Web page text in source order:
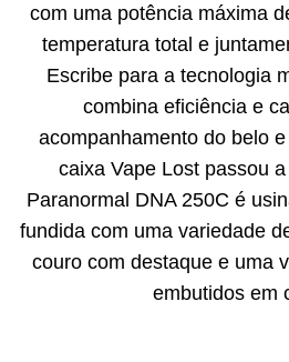
com uma potência máxima
temperatura total e
Escribe para a tecnologia
combina eficiência e
acompanhamento do belo
caixa Vape Lost passou
Paranormal DNA 250C é
fundida com uma variedade
couro com destaque e uma
embutidos em